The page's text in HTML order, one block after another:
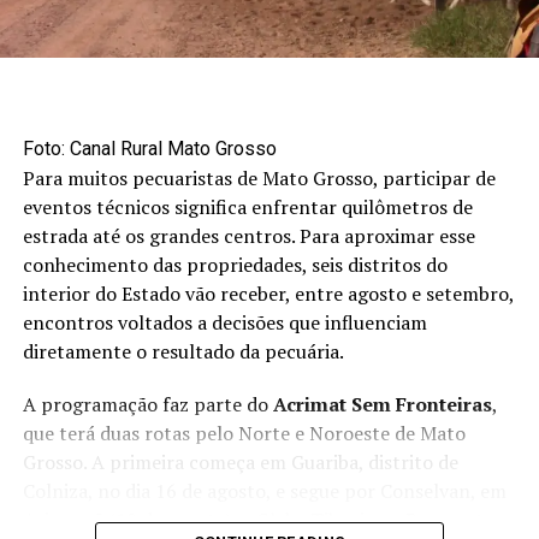
relação à semana anterior, sustentada pela menor
oferta do grão no estado. Em sentido oposto, os
petróleo Brent. Já o óleo de soja registrou valorização
semanal de 0,91%, alcançando média de R$ 5.964,49 por
tonelada, impulsionado pela demanda externa.
Foto: Canal Rural Mato Grosso
Para muitos pecuaristas de Mato Grosso, participar de
eventos técnicos significa enfrentar quilômetros de
estrada até os grandes centros. Para aproximar esse
conhecimento das propriedades, seis distritos do
interior do Estado vão receber, entre agosto e setembro,
encontros voltados a decisões que influenciam
diretamente o resultado da pecuária.
A programação faz parte doAcrimat Sem Fronteiras,
que terá duas rotas pelo Norte e Noroeste de Mato
Grosso. A primeira começa em Guariba, distrito de
Aripuanã (19 de agosto), e Gleba Tibagi, em Brasnorte